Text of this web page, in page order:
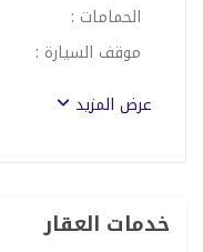
مميزات الموقع:
7 دقايق عن مستشفى التخصصي
الحمامات :
موقف السيارة :
عرض المزيد
خدمات العقار